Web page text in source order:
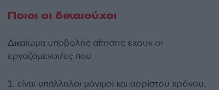
Ποιοι οι δικαιούχοι
Δικαίωμα υποβολής αίτησης έχουν οι
εργαζόμενοι/ες που
1. είναι υπάλληλοι μόνιμοι και αορίστου χρόνου,